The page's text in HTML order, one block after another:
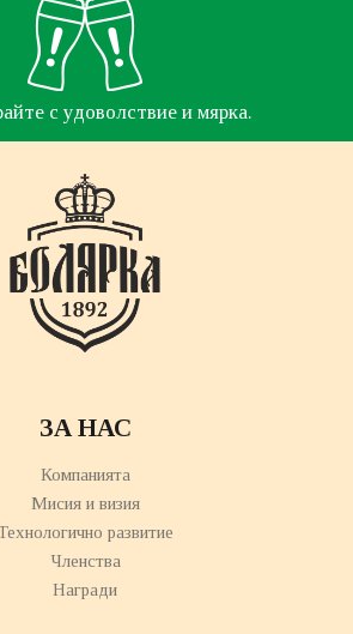
с удоволствие и мярка.
ЗА НАС
Компанията
Мисия и визия
развитие
Членства
Награди